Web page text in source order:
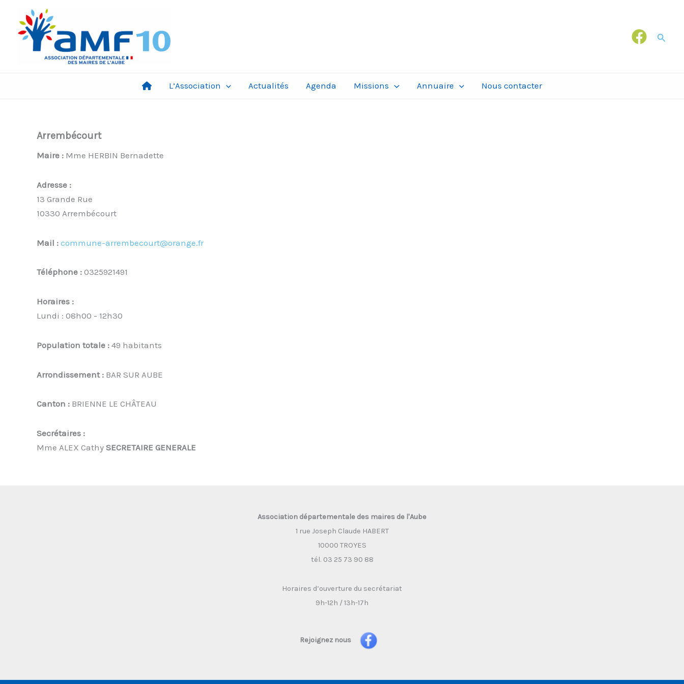
contenu
L’Association Actualités Agenda Missions Annuaire Nous contacter
Arrembécourt
Maire : Mme HERBIN Bernadette
Adresse :
13 Grande Rue
10330 Arrembécourt
Mail : commune-arrembecourt@orange.fr
Téléphone : 0325921491
Horaires :
Lundi : 08h00 - 12h30
Population totale : 49 habitants
Arrondissement : BAR SUR AUBE
Canton : BRIENNE LE CHÂTEAU
Secrétaires :
Mme ALEX Cathy SECRETAIRE GENERALE
Association départementale des maires de l'Aube
1 rue Joseph Claude HABERT
10000 TROYES
tél. 03 25 73 90 88
Horaires d’ouverture du secrétariat
9h-12h / 13h-17h
Rejoignez nous